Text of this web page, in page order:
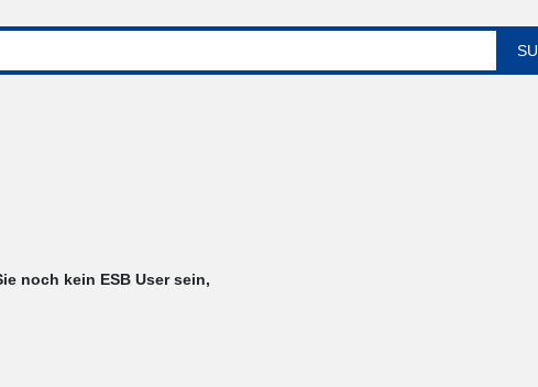
noch kein ESB User sein,